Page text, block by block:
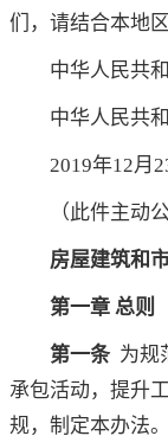
们，请结合本地
中华人民共
中华人民共
2019年12月
（此件主动
房屋建筑和
第一章 总则
第一条为规
承包活动，提升
规，制定本办法。